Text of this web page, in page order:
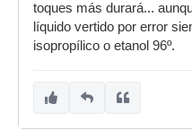
toques más durará...
líquido vertido por error
isopropílico o etanol 96º.